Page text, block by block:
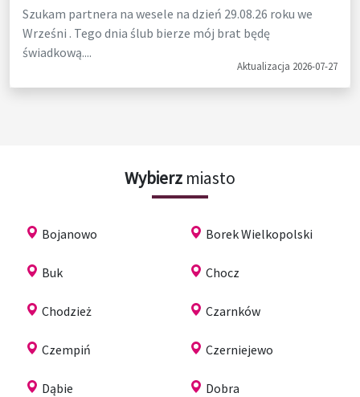
Szukam partnera na wesele na dzień 29.08.26 roku we
Wrześni . Tego dnia ślub bierze mój brat będę
świadkową....
Aktualizacja 2026-07-27
Wybierz miasto
Bojanowo Borek Wielkopolski
Buk Chocz
Chodzież Czarnków
Czempiń Czerniejewo
Dąbie Dobra